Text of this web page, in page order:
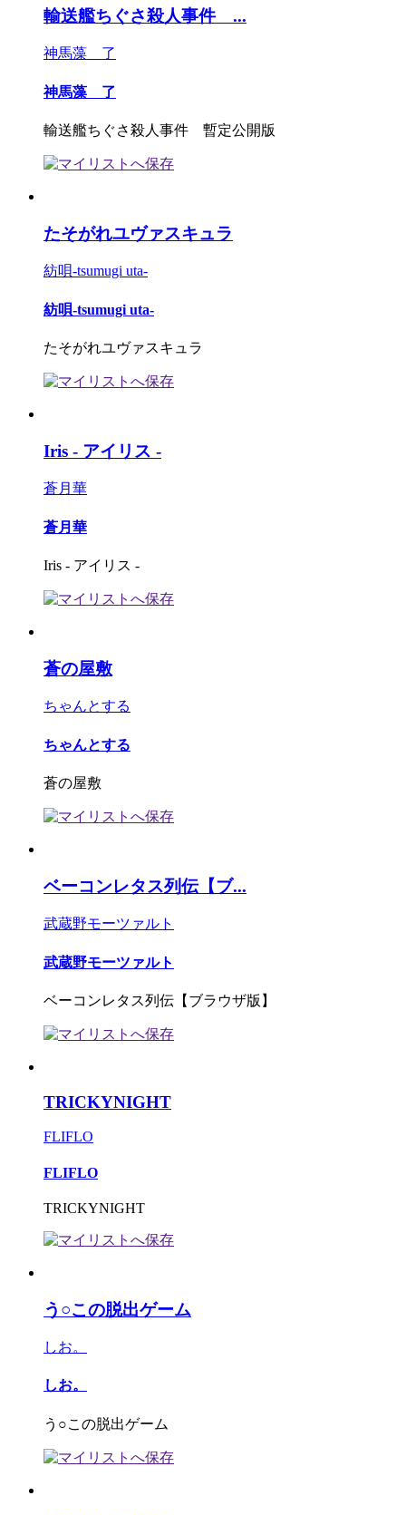
輸送艦ちぐさ殺人事件 ...
神馬藻 了
神馬藻 了
輸送艦ちぐさ殺人事件 暫定公開版
たそがれユヴァスキュラ
紡唄-tsumugi uta-
紡唄-tsumugi uta-
たそがれユヴァスキュラ
Iris - アイリス -
蒼月華
蒼月華
Iris - アイリス -
蒼の屋敷
ちゃんとする
ちゃんとする
蒼の屋敷
ベーコンレタス列伝【ブ...
武蔵野モーツァルト
武蔵野モーツァルト
ベーコンレタス列伝【ブラウザ版】
TRICKYNIGHT
FLIFLO
FLIFLO
TRICKYNIGHT
う○この脱出ゲーム
しお。
しお。
う○この脱出ゲーム